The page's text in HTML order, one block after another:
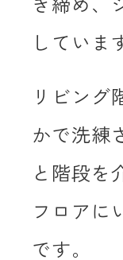
していま
リビング
かで洗練
と階段を
フロアに
です。